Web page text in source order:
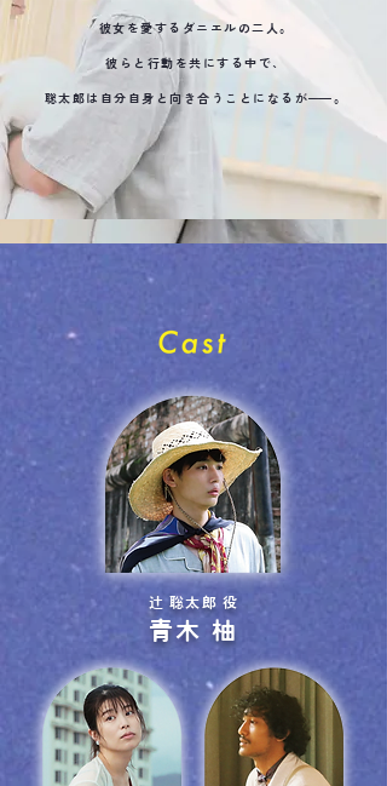
彼女を愛するダニエルの二人。
彼らと行動を共にする中で、
聡太郎は自分自身と向き合うことになるが——。
辻 聡太郎 役
青木 柚